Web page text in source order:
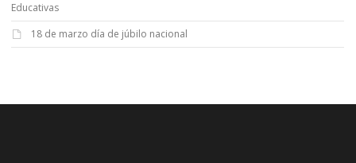
Educativas
18 de marzo día de júbilo nacional